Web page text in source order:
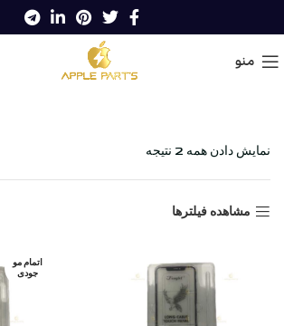
منو
نمایش دادن همه 2 نتیجه
مشاهده فیلترها
اتمام مو
جودی